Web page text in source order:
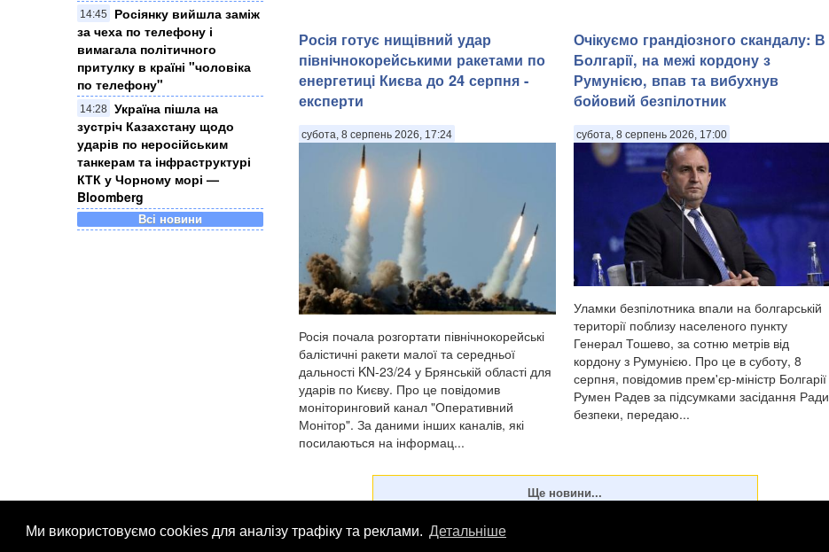
Ми використовуємо cookies для аналізу трафіку та реклами. Детальніше
14:45
Росіянку вийшла заміж
за чеха по телефону і
вимагала політичного
притулку в країні "чоловіка
по телефону"
14:28 Україна пішла на
зустріч Казахстану щодо
ударів по неросійським
танкерам та інфраструктурі
КТК у Чорному морі —
Bloomberg
Всі новини
Росія готує нищівний удар
північнокорейськими ракетами по
енергетиці Києва до 24 серпня -
експерти
субота, 8 серпень 2026, 17:24
Росія почала розгортати північнокорейські
балістичні ракети малої та середньої
дальності KN-23/24 у Брянській області для
ударів по Києву. Про це повідомив
моніторинговий канал "Оперативний
Монітор". За даними інших каналів, які
посилаються на інформац...
Очікуємо грандіозного скандалу: В
Болгарії, на межі кордону з
Румунією, впав та вибухнув
бойовий безпілотник
субота, 8 серпень 2026, 17:00
Уламки безпілотника впали на болгарській
території поблизу населеного пункту
Генерал Тошево, за сотню метрів від
кордону з Румунією. Про це в суботу, 8
серпня, повідомив прем'єр-міністр Болгарії
Румен Радев за підсумками засідання Ради
безпеки, передаю...